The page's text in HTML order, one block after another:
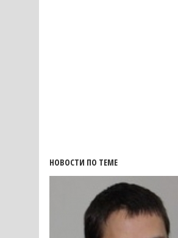
НОВОСТИ ПО ТЕМЕ